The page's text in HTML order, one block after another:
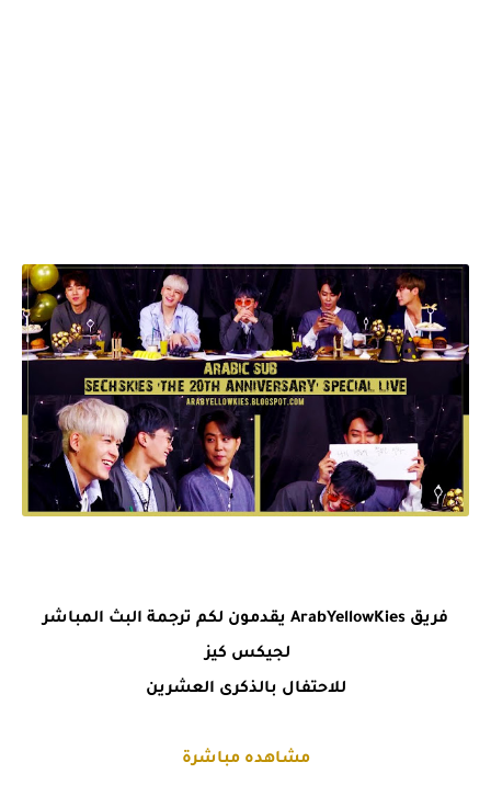
فريق ArabYellowKies يقدمون لكم ترجمة البث المباشر
لجيكس كيز
للاحتفال بالذكرى العشرين
مشاهده مباشرة